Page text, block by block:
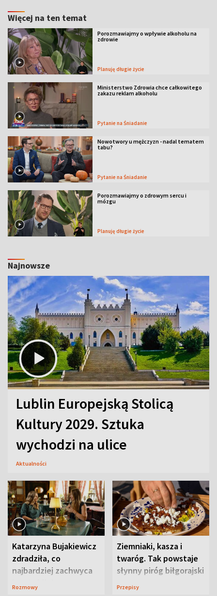
Więcej na ten temat
Porozmawiajmy o wpływie alkoholu na
zdrowie
Planuję długie życie
Ministerstwo Zdrowia chce całkowitego
zakazu reklam alkoholu
Pytanie na Śniadanie
Nowotwory u mężczyzn - nadal tematem
tabu?
Pytanie na Śniadanie
Porozmawiajmy o zdrowym sercu i
mózgu
Planuję długie życie
Najnowsze
Lublin Europejską Stolicą
Kultury 2029. Sztuka
wychodzi na ulice
Aktualności
Katarzyna Bujakiewicz
zdradziła, co
najbardziej zachwyca
ją w Lublinie
Rozmowy
Ziemniaki, kasza i
twaróg. Tak powstaje
słynny piróg biłgorajski
Przepisy